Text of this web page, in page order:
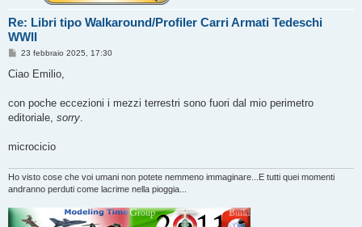
Re: Libri tipo Walkaround/Profiler Carri Armati Tedeschi
WWII
M
s
g
i
23 febbraio 2025, 17:30
Ciao Emilio,
con poche eccezioni i mezzi terrestri sono fuori dal mio perimetro
editoriale, sorry
microcicio
Ho visto cose che voi umani non potete nemmeno immaginare...E tutti quei momenti
andranno perduti come lacrime nella pioggia...